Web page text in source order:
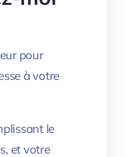
pour
à votre
le
et votre